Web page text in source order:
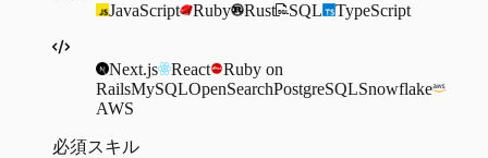
JavaScript
Ruby Rust SQL TypeScript
Next.js React
Ruby on
RailsMySQLOpenSearchPostgreSQLSnowflake
AWS
必須スキル